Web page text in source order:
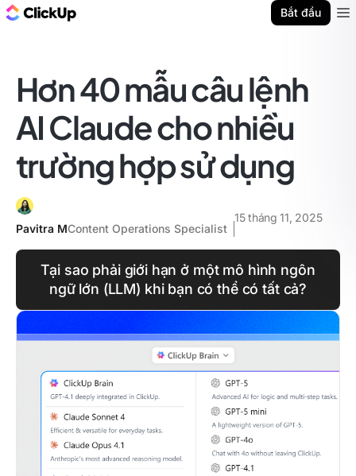
Bắt đầu
Hơn 40 mẫu câu lệnh
AI Claude cho nhiều
trường hợp sử dụng
Pavitra MContent Operations Specialist
15 tháng 11, 2025
Tại sao phải giới hạn ở một mô hình ngôn
ngữ lớn (LLM) khi bạn có thể có tất cả?